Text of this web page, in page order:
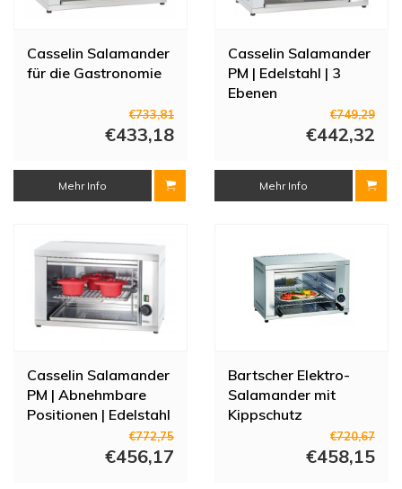
Casselin Salamander
für die Gastronomie
€733,81
€433,18
Mehr Info
Casselin Salamander
PM | Edelstahl | 3
Ebenen
€749,29
€442,32
Mehr Info
Casselin Salamander
PM | Abnehmbare
Positionen | Edelstahl
€772,75
€456,17
Bartscher Elektro-
Salamander mit
Kippschutz
€720,67
€458,15